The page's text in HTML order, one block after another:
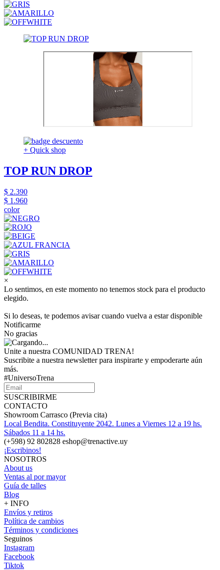
+ Quick shop
TOP RUN DROP
$ 2.390
$ 1.960
color
×
Lo sentimos, en este momento no tenemos stock para el producto
elegido.
Si lo deseas, te podemos avisar cuando vuelva a estar disponible
Notificarme
No gracias
Unite a nuestra COMUNIDAD TRENA!
Suscribite a nuestra newsletter para inspirarte y empoderarte aún
más.
#UniversoTrena
SUSCRIBIRME
CONTACTO
Showroom Carrasco (Previa cita)
Local Bendita. Constituyente 2042. Lunes a Viernes 12 a 19 hs.
Sábados 11 a 14 hs.
(+598) 92 802828 eshop@trenactive.uy
¡Escribinos!
NOSOTROS
About us
Ventas al por mayor
Guía de talles
Blog
+ INFO
Envíos y retiros
Política de cambios
Términos y condiciones
Seguinos
Instagram
Facebook
Tiktok